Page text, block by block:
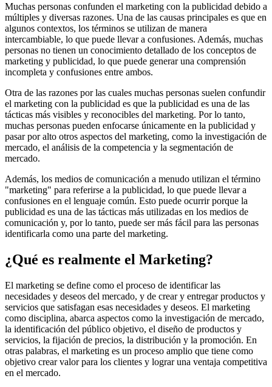
Muchas personas confunden el marketing con la publicidad debido a
múltiples y diversas razones. Una de las causas principales es que en
algunos contextos, los términos se utilizan de manera
intercambiable, lo que puede llevar a confusiones. Además, muchas
personas no tienen un conocimiento detallado de los conceptos de
marketing y publicidad, lo que puede generar una comprensión
incompleta y confusiones entre ambos.
Otra de las razones por las cuales muchas personas suelen confundir
el marketing con la publicidad es que la publicidad es una de las
tácticas más visibles y reconocibles del marketing. Por lo tanto,
muchas personas pueden enfocarse únicamente en la publicidad y
pasar por alto otros aspectos del marketing, como la investigación de
mercado, el análisis de la competencia y la segmentación de
mercado.
Además, los medios de comunicación a menudo utilizan el término
"marketing" para referirse a la publicidad, lo que puede llevar a
confusiones en el lenguaje común. Esto puede ocurrir porque la
publicidad es una de las tácticas más utilizadas en los medios de
comunicación y, por lo tanto, puede ser más fácil para las personas
identificarla como una parte del marketing.
¿Qué es realmente el Marketing?
El marketing se define como el proceso de identificar las
necesidades y deseos del mercado, y de crear y entregar productos y
servicios que satisfagan esas necesidades y deseos. El marketing
como disciplina, abarca aspectos como la investigación de mercado,
la identificación del público objetivo, el diseño de productos y
servicios, la fijación de precios, la distribución y la promoción. En
otras palabras, el marketing es un proceso amplio que tiene como
objetivo crear valor para los clientes y lograr una ventaja competitiva
en el mercado.